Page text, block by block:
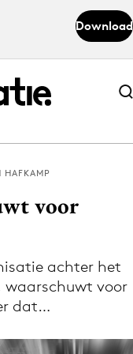
Download
Abonneer nu
Abonneer nu
de Adformatie
HAFKAMP
voor
achter het
waarschuwt voor
dat…